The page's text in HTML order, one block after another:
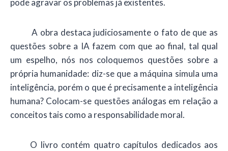
pode agravar os problemas já existentes.
A obra destaca judiciosamente o fato de que as
questões sobre a IA fazem com que ao final, tal qual
um espelho, nós nos coloquemos questões sobre a
própria humanidade: diz-se que a máquina simula uma
inteligência, porém o que é precisamente a inteligência
humana? Colocam-se questões análogas em relação a
conceitos tais como a responsabilidade moral.
O livro contém quatro capítulos dedicados aos